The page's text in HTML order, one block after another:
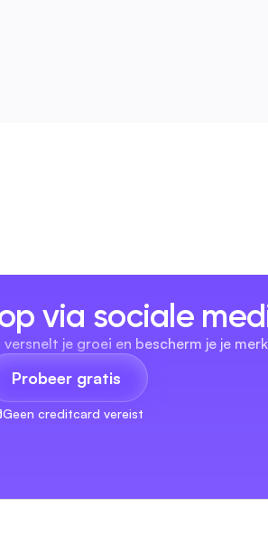
via sociale
je groei en bescherm je je
Probeer gratis
Geen creditcard vereist